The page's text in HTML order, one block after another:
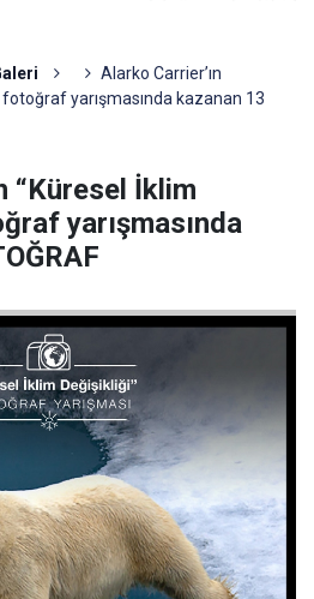
Alarko Carrier’ın
yarışmasında kazanan 13
“Küresel İklim
yarışmasında